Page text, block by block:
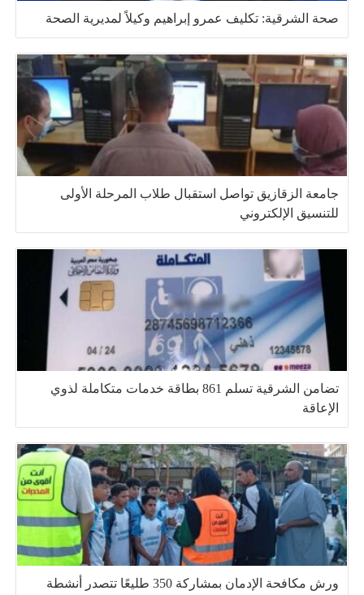
صحة الشرقية: تكليف عمرو إبراهيم وكيلاً لمديرية الصحة
جامعة الزقازيق تواصل استقبال طلاب المرحلة الأولى
للتنسيق الإلكتروني
تضامن الشرقية تسلم 861 بطاقة خدمات متكاملة لذوي
الإعاقة
ورش مكافحة الإدمان بمشاركة 350 طليعًا تتصدر أنشطة